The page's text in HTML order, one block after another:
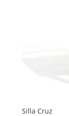
Silla Cruz